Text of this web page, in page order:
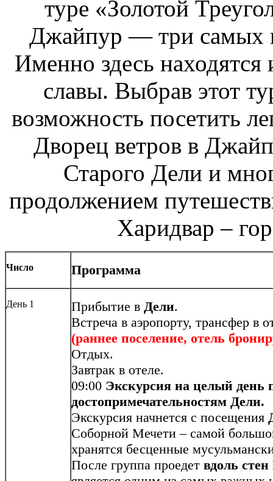
туре «Золотой
Джайпур — три самых
Именно здесь находятся
славы. Выбрав этот
возможность посетить
Дворец ветров в
Старого Дели и
продолжением
Харидвар –
Число Программа
День 1 Прибытие в Дели.
Встреча в аэропорту, трансфер в
(раннее поселение, отель
Отдых.
Завтрак в отеле.
09:00 Экскурсия на целый день
достопримечательностям Дели.
Экскурсия начнется с посещения
Соборной Мечети – самой
хранятся бесценные
После группа проедет вдоль стен